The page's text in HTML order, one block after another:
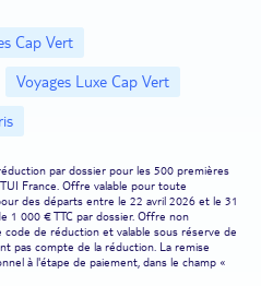
Cap Vert
Voyages Luxe Cap Vert
par dossier pour les 500 premières
France. Offre valable pour toute
des départs entre le 22 avril 2026 et le 31
1 000 € TTC par dossier. Offre non
de réduction et valable sous réserve de
pas compte de la réduction. La remise
à l'étape de paiement, dans le champ «